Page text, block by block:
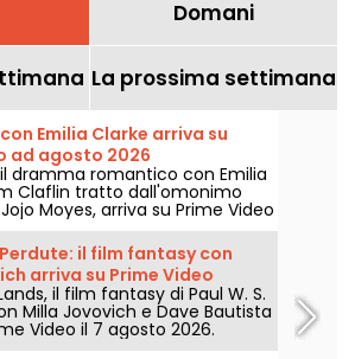
Domani
La prossima settimana
Emilia Clarke arriva su
ad agosto 2026
dramma romantico con Emilia
Claflin tratto dall'omonimo
Moyes, arriva su Prime Video
il film fantasy con
arriva su Prime Video
il film fantasy di Paul W. S.
Milla Jovovich e Dave Bautista
Video il 7 agosto 2026.